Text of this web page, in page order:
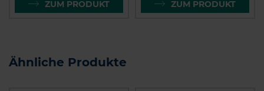
ZUM PRODUKT ZUM PRODUKT
Ähnliche Produkte